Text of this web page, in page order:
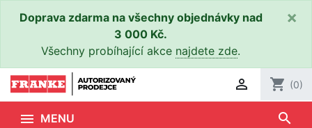
Doprava zdarma na všechny objednávky nad
3 000 Kč.
Všechny probíhající akce najdete zde.
×
 shopping_cart (0)
 MENU search